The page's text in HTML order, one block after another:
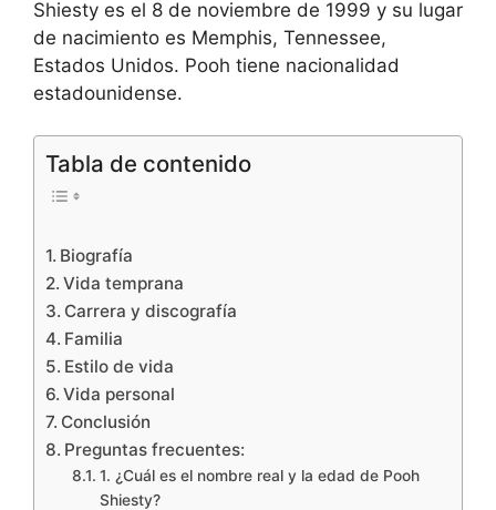
Shiesty es el 8 de noviembre de 1999 y su lugar
de nacimiento es Memphis, Tennessee,
Estados Unidos. Pooh tiene nacionalidad
estadounidense.
Tabla de contenido
Biografía
Vida temprana
Carrera y discografía
Familia
Estilo de vida
Vida personal
Conclusión
Preguntas frecuentes:
1. ¿Cuál es el nombre real y la edad de Pooh
Shiesty?